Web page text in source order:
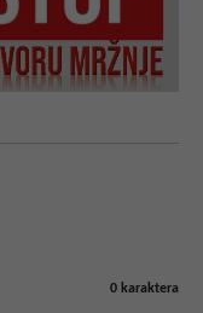
0 karaktera